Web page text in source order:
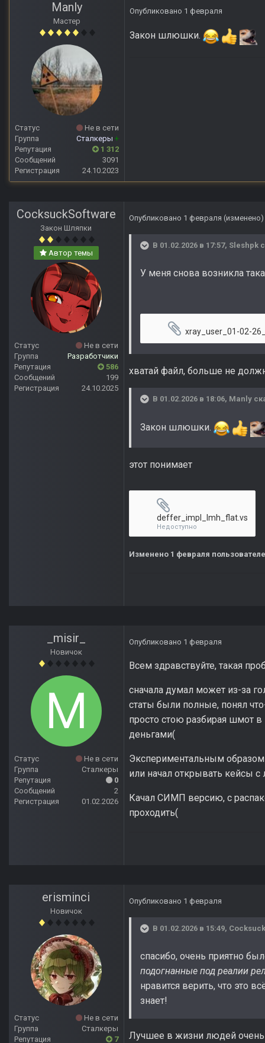
Manly
Мастер
Статус
Не в сети
Группа
Сталкеры +
Репутация
1 312
Сообщений
3091
Регистрация
24.10.2023
Опубликовано 1 февраля
Закон шлюшки.
CocksuckSoftware
Закон Шляпки
Автор темы
Статус
Не в сети
Группа
Разработчики
Репутация
586
Сообщений
199
Регистрация
24.10.2025
Опубликовано 1 февраля (изменено)
В 01.02.2026 в 17:57, Sleshpk
У меня снова возникла
xray_user_01-02-
хватай файл, больше не
В 01.02.2026 в 18:06, Manly
Закон шлюшки.
этот понимает
deffer_impl_lmh_flat.vs
Недоступно
Изменено 1 февраля
_misir_
Новичок
Статус
Не в сети
Группа
Сталкеры
Репутация
0
Сообщений
2
Регистрация
01.02.2026
Опубликовано 1 февраля
Всем здравствуйте, такая
сначала думал может из-за
статы были полные, понял
просто стою разбирая шмот в
деньгами(
Экспериментальным образом
или начал открывать кейсы
Качал СИМП версию, с
проходить(
erisminci
Новичок
Статус
Не в сети
Группа
Сталкеры
Репутация
7
Опубликовано 1 февраля
В 01.02.2026 в 15:49,
спасибо, очень приятно
подогнанные под реалии
нравится верить, что это
знает!
Лучшее в жизни людей очень